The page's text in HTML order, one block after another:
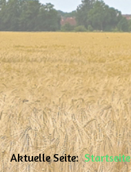
Aktuelle Seite:Startseite